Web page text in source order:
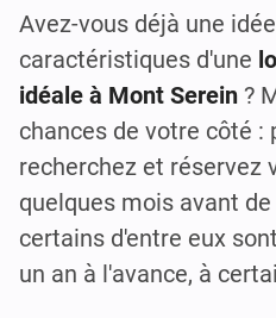
Avez-vous déjà une
caractéristiques d'une
idéale à Mont Serein ?
chances de votre côté :
recherchez et réservez
quelques mois avant
certains d'entre eux
un an à l'avance, à